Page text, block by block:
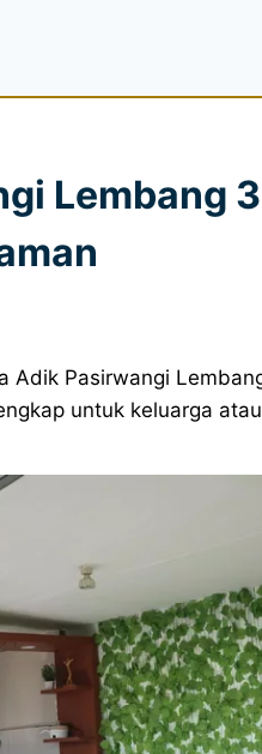
Lembang
Adik Pasirwangi
untuk keluarga